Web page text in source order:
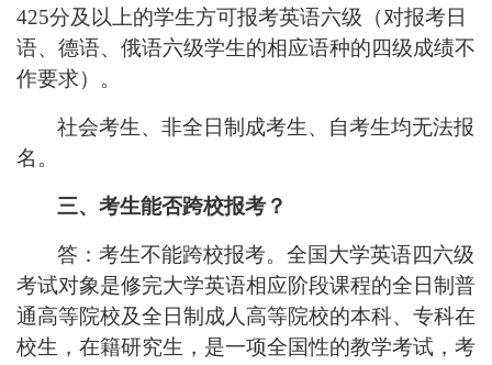
425分及以上的学生方可报考英语六级（对报考日
语、德语、俄语六级学生的相应语种的四级成绩不
作要求）。
社会考生、非全日制成考生、自考生均无法报
名。
三、考生能否跨校报考？
答：考生不能跨校报考。全国大学英语四六级
考试对象是修完大学英语相应阶段课程的全日制普
通高等院校及全日制成人高等院校的本科、专科在
校生，在籍研究生，是一项全国性的教学考试，考